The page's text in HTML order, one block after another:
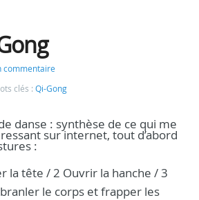
commentaire
clés : Qi-Gong
danse : synthèse de ce qui me
sur internet, tout d’abord
:
la tête / 2 Ouvrir la hanche / 3
le corps et frapper les